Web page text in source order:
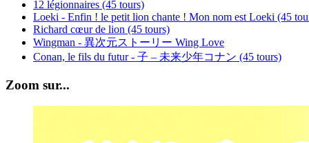
12 légionnaires (45 tours)
Loeki - Enfin ! le petit lion chante ! Mon nom est Loeki (45
Richard cœur de lion (45 tours)
Wingman - 異次元ストーリー Wing Love
Conan, le fils du futur - 子 – 未来少年コナン (45 tours)
Zoom sur...